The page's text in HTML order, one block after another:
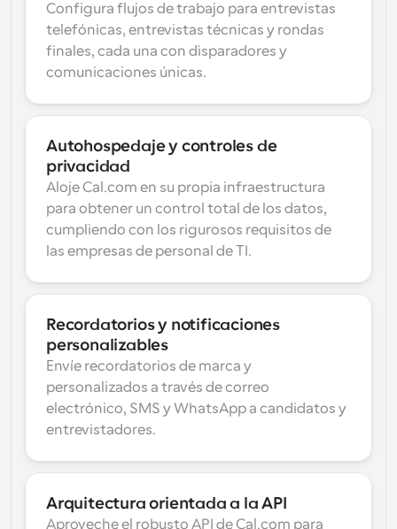
Configura flujos de trabajo para entrevistas
telefónicas, entrevistas técnicas y rondas
finales, cada una con disparadores y
comunicaciones únicas.
Autohospedaje y controles de
privacidad
Aloje Cal.com en su propia infraestructura
para obtener un control total de los datos,
cumpliendo con los rigurosos requisitos de
las empresas de personal de TI.
Recordatorios y notificaciones
personalizables
Envíe recordatorios de marca y
personalizados a través de correo
electrónico, SMS y WhatsApp a candidatos y
entrevistadores.
Arquitectura orientada a la API
Aproveche el robusto API de Cal.com para